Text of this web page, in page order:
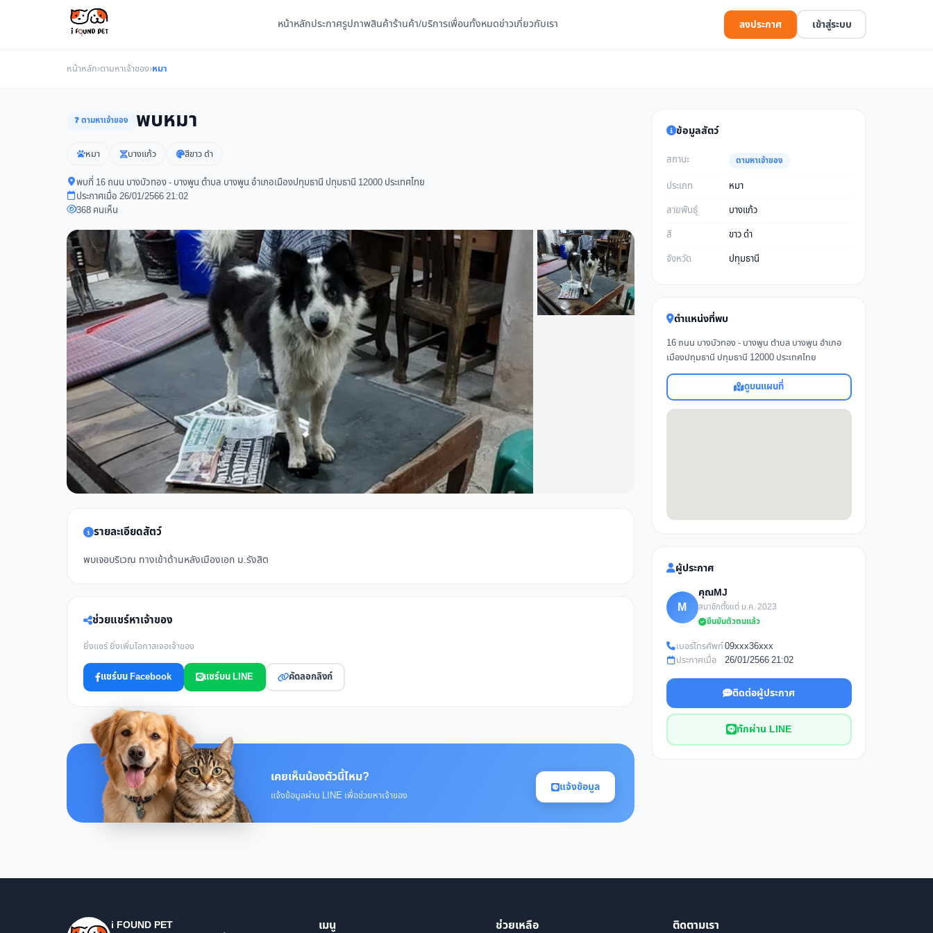
หน้าหลักประกาศรูปภาพสินค้าร้านค้า/บริการเพื่อนทั้งหมดข่าวเกี่ยวกับเรา ลงประกาศ เข้าสู่ระบบ
หน้าหลัก›ตามหาเจ้าของ›หมา
❓ ตามหาเจ้าของ พบหมา
หมา บางแก้ว สีขาว ดำ
พบที่ 16 ถนน บางบัวทอง - บางพูน ตำบล บางพูน อำเภอเมืองปทุมธานี ปทุมธานี 12000 ประเทศไทย
ประกาศเมื่อ 26/01/2566 21:02
368 คนเห็น
รายละเอียดสัตว์
พบเจอบริเวณ ทางเข้าด้านหลังเมืองเอก ม.รังสิต
ช่วยแชร์หาเจ้าของ
ยิ่งแชร์ ยิ่งเพิ่มโอกาสเจอเจ้าของ
แชร์บน Facebook แชร์บน LINE คัดลอกลิงก์
เคยเห็นน้องตัวนี้ไหม?
แจ้งข้อมูลผ่าน LINE เพื่อช่วยหาเจ้าของ
แจ้งข้อมูล
ข้อมูลสัตว์
สถานะ ตามหาเจ้าของ
ประเภท
หมา
สายพันธุ์
บางแก้ว
สี
ขาว ดำ
จังหวัด
ปทุมธานี
ตำแหน่งที่พบ
16 ถนน บางบัวทอง - บางพูน ตำบล บางพูน อำเภอ
เมืองปทุมธานี ปทุมธานี 12000 ประเทศไทย
ดูบนแผนที่
ผู้ประกาศ
M
คุณMJ
สมาชิกตั้งแต่ ม.ค. 2023
ยืนยันตัวตนแล้ว
เบอร์โทรศัพท์09xxx36xxx
ประกาศเมื่อ
26/01/2566 21:02
ติดต่อผู้ประกาศ
ทักผ่าน LINE
i FOUND PET
เมนู ช่วยเหลือ ติดตามเรา